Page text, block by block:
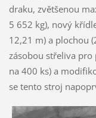
draku, zvětšenou
5 652 kg), nový
12,21 m) a plochou
zásobou střeliva
na 400 ks) a
se tento stroj